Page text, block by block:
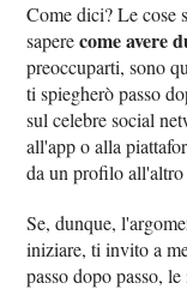
Come dici? Le cose
saperecome avere
preoccuparti, sono
ti spiegherò passo
sul celebre social
all'app o alla
da un profilo
Se, dunque,
iniziare, ti invito a
passo dopo passo,